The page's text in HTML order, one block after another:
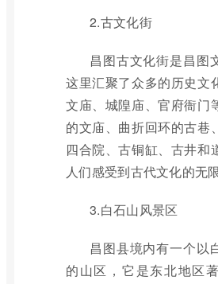
2.古文化街
昌图古文化街是昌图
这里汇聚了众多的历史文
文庙、城隍庙、官府衙门
的文庙、曲折回环的古巷
四合院、古铜缸、古井和
人们感受到古代文化的无限
3.白石山风景区
昌图县境内有一个以
的山区，它是东北地区